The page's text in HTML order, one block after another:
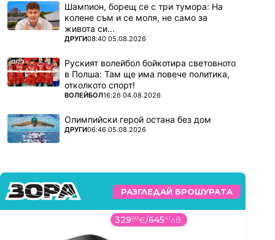
Шампион, борещ се с три тумора: На
колене съм и се моля, не само за
живота си...
ПОВЕЧЕ ОТ
ДРУГИ08:40 05.08.2026
Руският волейбол бойкотира световното
в Полша: Там ще има повече политика,
отколкото спорт!
ПОВЕЧЕ ОТ
ВОЛЕЙБОЛ16:26 04.08.2026
Олимпийски герой остана без дом
ПОВЕЧЕ ОТ
ДРУГИ06:46 05.08.2026
РАЗГЛЕДАЙ БРОШУРАТА
32999€/64541лв.